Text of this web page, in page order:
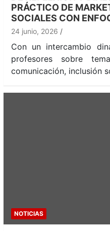
PRÁCTICO DE
SOCIALES CON
24 junio, 2026
Con un intercambio
profesores sobre
comunicación, inclusión
NOTICIAS